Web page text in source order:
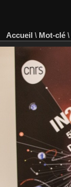
Accueil \ Mot-clé \